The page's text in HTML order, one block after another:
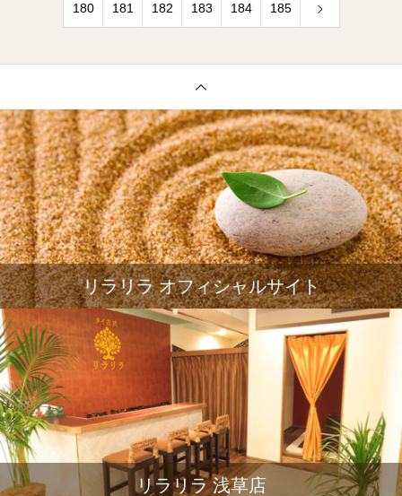
180 181 182 183 184 185
リラリラ オフィシャルサイト
リラリラ 浅草店